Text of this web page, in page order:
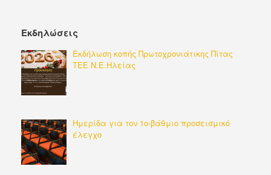
Εκδηλώσεις
Εκδήλωση κοπής Πρωτοχρονιάτικης Πίτας
ΤΕΕ Ν.Ε.Ηλείας
Ημερίδα για τον 1ο-βάθμιο προσεισμικό
έλεγχο